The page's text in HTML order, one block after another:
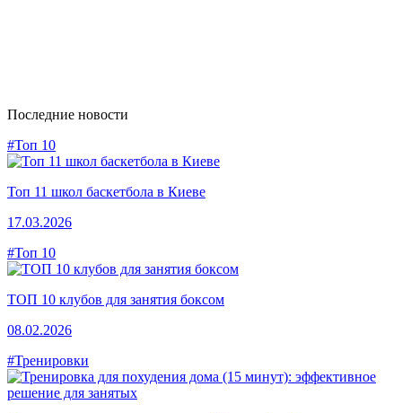
Последние новости
#Топ 10
Топ 11 школ баскетбола в Киеве
17.03.2026
#Топ 10
ТОП 10 клубов для занятия боксом
08.02.2026
#Тренировки